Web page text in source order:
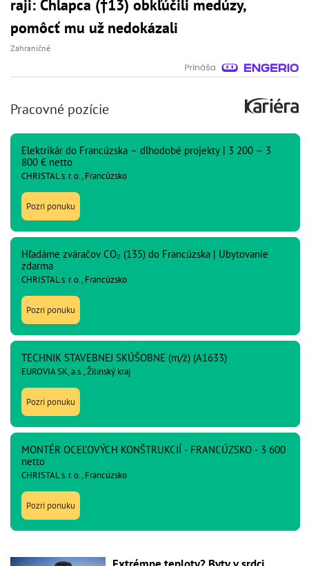
raji: Chlapca (†13) obkľúčili medúzy,
pomôcť mu už nedokázali
Zahraničné
Pracovné pozície
Elektrikár do Francúzska – dlhodobé projekty | 3 200 – 3
800 € netto
CHRISTAL s. r. o., Francúzsko
Pozri ponuku
Hľadáme zváračov CO₂ (135) do Francúzska | Ubytovanie
zdarma
CHRISTAL s. r. o., Francúzsko
Pozri ponuku
TECHNIK STAVEBNEJ SKÚŠOBNE (m/ž) (A1633)
EUROVIA SK, a.s., Žilinský kraj
Pozri ponuku
MONTÉR OCEĽOVÝCH KONŠTRUKCIÍ - FRANCÚZSKO - 3 600
netto
CHRISTAL s. r. o., Francúzsko
Pozri ponuku